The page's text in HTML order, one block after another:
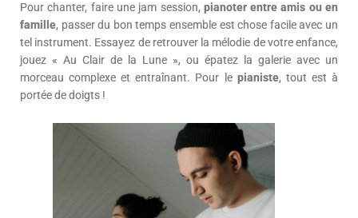
Pour chanter, faire une jam session, pianoter entre amis ou en
famille, passer du bon temps ensemble est chose facile avec un
tel instrument. Essayez de retrouver la mélodie de votre enfance,
jouez « Au Clair de la Lune », ou épatez la galerie avec un
morceau complexe et entraînant. Pour le pianiste, tout est à
portée de doigts !